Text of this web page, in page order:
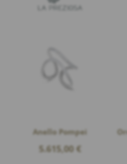
Anello Pompei
5.615,00 €